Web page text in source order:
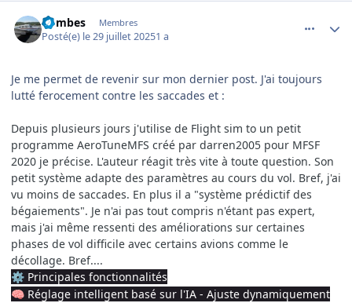
Combes Membres
Posté(e) le 29 juillet 20251 a
Je me permet de revenir sur mon dernier post. J'ai toujours
lutté ferocement contre les saccades et :
Depuis plusieurs jours j'utilise de Flight sim to un petit
programme AeroTuneMFS créé par darren2005 pour MFSF
2020 je précise. L'auteur réagit très vite à toute question. Son
petit système adapte des paramètres au cours du vol. Bref, j'ai
vu moins de saccades. En plus il a "système prédictif des
bégaiements". Je n'ai pas tout compris n'étant pas expert,
mais j'ai même ressenti des améliorations sur certaines
phases de vol difficile avec certains avions comme le
décollage. Bref....
⚙️ Principales fonctionnalités
🧠 Réglage intelligent basé sur l'IA - Ajuste dynamiquement